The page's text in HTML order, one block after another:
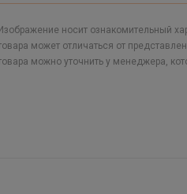
Изображение носит ознакомительный
может отличаться от
можно уточнить у менеджера,